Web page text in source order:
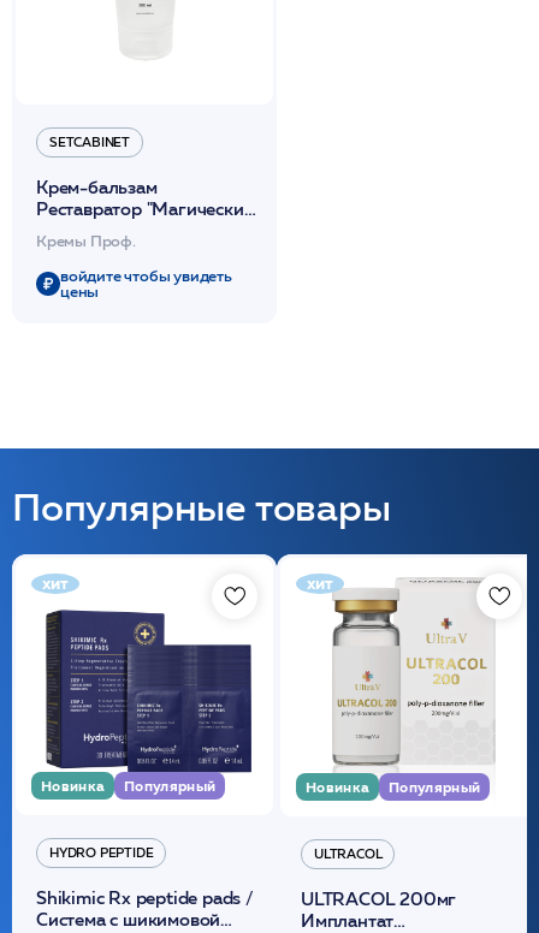
SETCABINET
Крем-бальзам
Реставратор "Магический
200мл / Restorer Magic
Jasmine/SetCabinet
Кремы Проф.
войдите чтобы увидеть
цены
Популярные товары
хит
Новинка Популярный
HYDRO PEPTIDE
Shikimic Rx peptide pads /
Cистема с шикимовой
хит
Новинка Популярный
ULTRACOL
ULTRACOL 200мг
Имплантат